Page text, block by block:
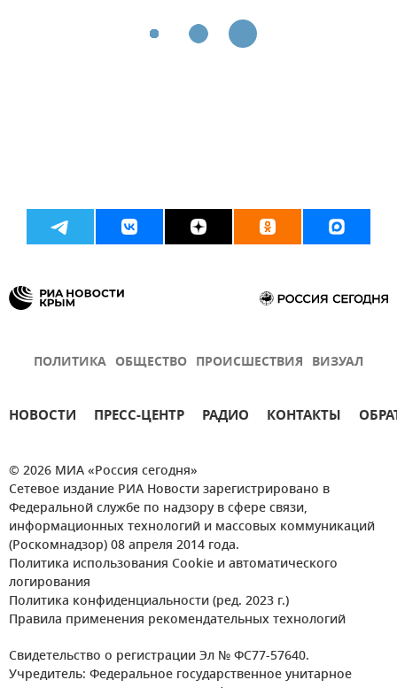
ПОЛИТИКА ОБЩЕСТВО ПРОИСШЕСТВИЯ ВИЗУАЛ
НОВОСТИ ПРЕСС-ЦЕНТР РАДИО КОНТАКТЫ
© 2026 МИА «Россия сегодня»
Сетевое издание РИА Новости зарегистрировано в
Федеральной службе по надзору в сфере связи,
информационных технологий и массовых коммуникаций
(Роскомнадзор) 08 апреля 2014 года.
Политика использования Cookie и автоматического
логирования
Политика конфиденциальности (ред. 2023 г.)
Правила применения рекомендательных технологий
Свидетельство о регистрации Эл № ФС77-57640.
Учредитель: Федеральное государственное унитарное